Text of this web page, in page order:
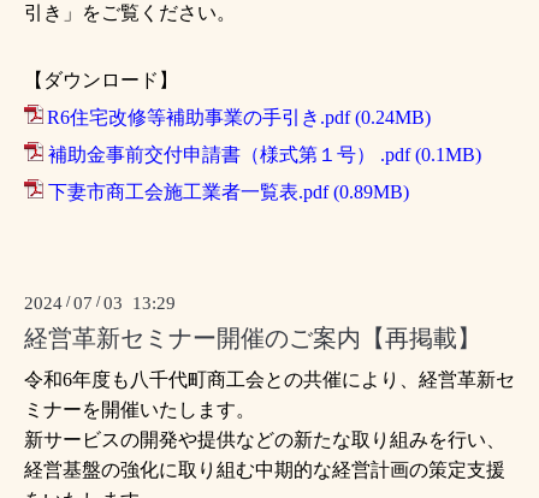
引き」をご覧ください。
【ダウンロード】
R6住宅改修等補助事業の手引き.pdf (0.24MB)
補助金事前交付申請書（様式第１号） .pdf (0.1MB)
下妻市商工会施工業者一覧表.pdf (0.89MB)
2024 /07 /03 13:29
経営革新セミナー開催のご案内【再掲載】
令和6年度も八千代町商工会との共催により、経営革新セ
ミナーを開催いたします。
新サービスの開発や提供などの新たな取り組みを行い、
経営基盤の強化に取り組む中期的な経営計画の策定支援